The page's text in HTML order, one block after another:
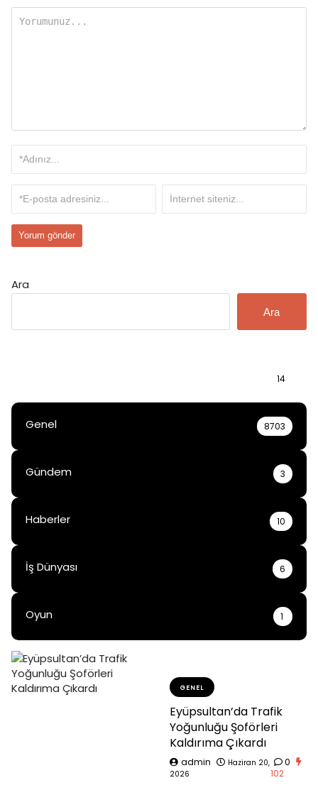
Ara
Ara
14
Genel 8703
Gündem 3
Haberler 10
İş Dünyası 6
Oyun 1
GENEL
Eyüpsultan’da Trafik
Yoğunluğu Şoförleri
Kaldırıma Çıkardı
admin
Haziran 20,
2026
0
102